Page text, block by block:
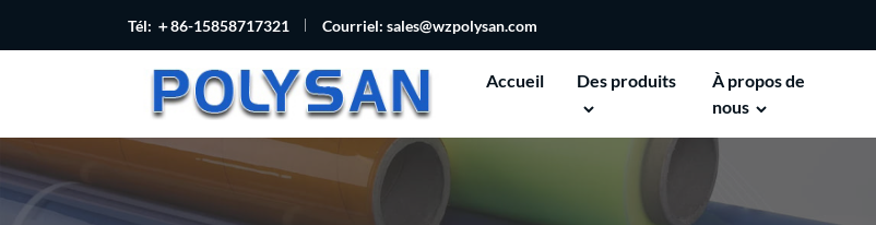
Tél: ＋86-15858717321 Courriel: sales@wzpolysan.com
Accueil Des produits
À propos de
nous